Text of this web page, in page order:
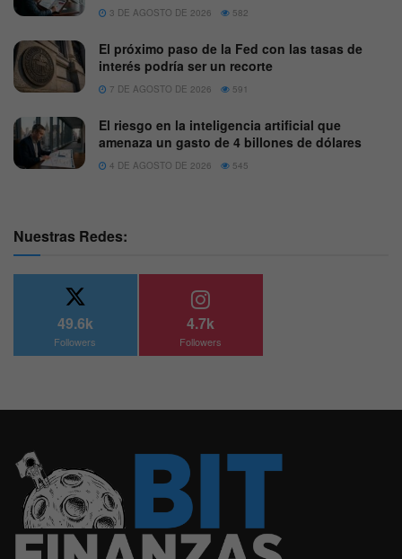
3 DE AGOSTO DE 2026 582
El próximo paso de la Fed con las tasas de
interés podría ser un recorte
7 DE AGOSTO DE 2026 591
El riesgo en la inteligencia artificial que
amenaza un gasto de 4 billones de dólares
4 DE AGOSTO DE 2026 545
Nuestras Redes:
49.6k
Followers
4.7k
Followers